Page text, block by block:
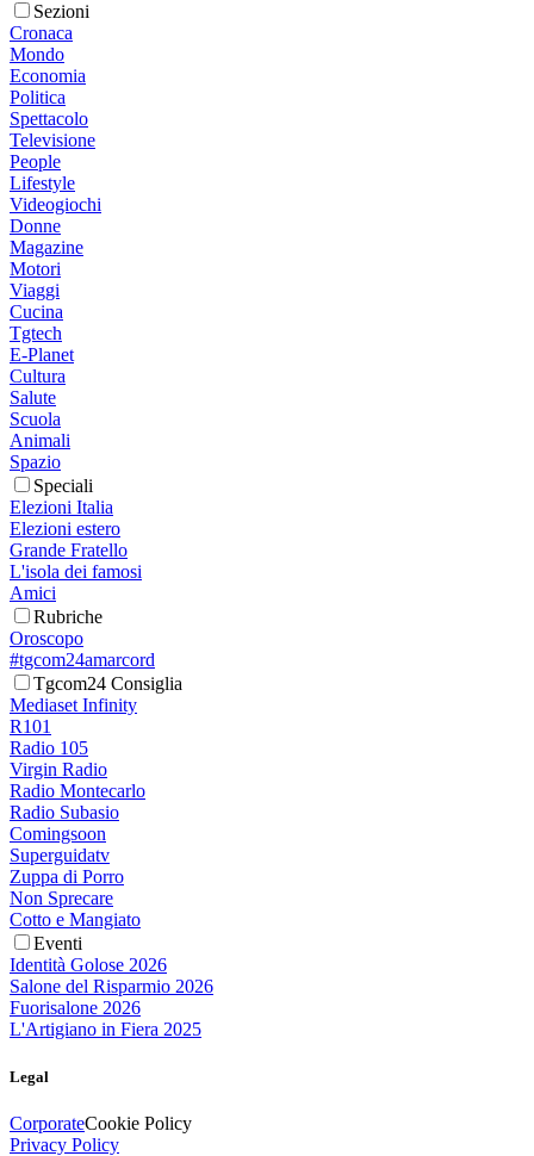
Sezioni
Cronaca
Mondo
Economia
Politica
Spettacolo
Televisione
People
Lifestyle
Videogiochi
Donne
Magazine
Motori
Viaggi
Cucina
Tgtech
E-Planet
Cultura
Salute
Scuola
Animali
Spazio
Speciali
Elezioni Italia
Elezioni estero
Grande Fratello
L'isola dei famosi
Amici
Rubriche
Oroscopo
#tgcom24amarcord
Tgcom24 Consiglia
Mediaset Infinity
R101
Radio 105
Virgin Radio
Radio Montecarlo
Radio Subasio
Comingsoon
Superguidatv
Zuppa di Porro
Non Sprecare
Cotto e Mangiato
Eventi
Identità Golose 2026
Salone del Risparmio 2026
Fuorisalone 2026
L'Artigiano in Fiera 2025
Legal
CorporateCookie Policy
Privacy Policy